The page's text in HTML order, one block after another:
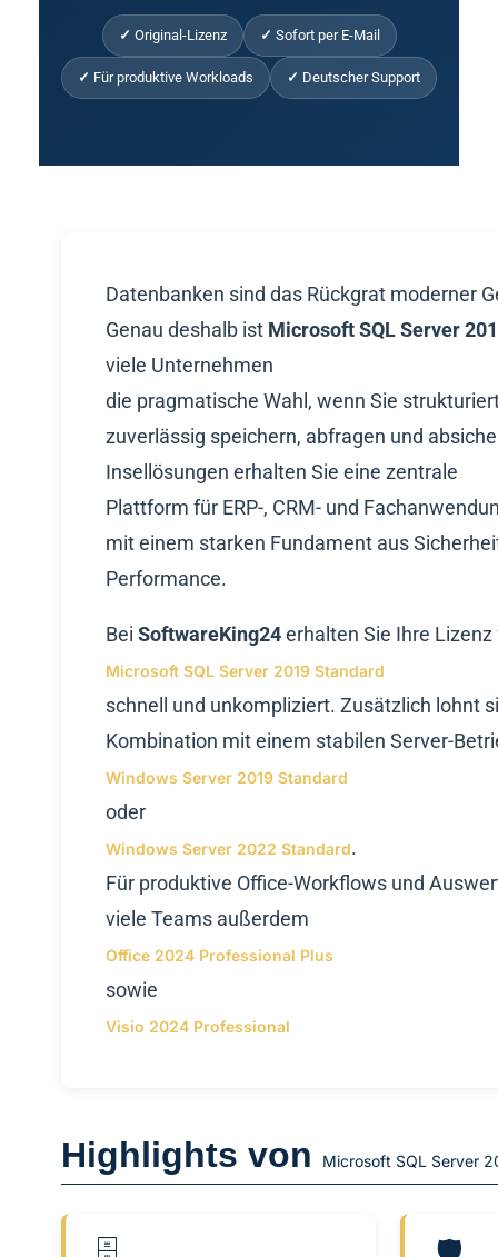
✓ Original-Lizenz ✓ Sofort per E-Mail
✓ Für produktive Workloads ✓ Deutscher Support
Datenbanken sind das Rückgrat moderner
Genau deshalb ist Microsoft SQL Server
viele Unternehmen
die pragmatische Wahl, wenn Sie
zuverlässig speichern, abfragen und
Insellösungen erhalten Sie eine zentrale
Plattform für ERP-, CRM- und
mit einem starken Fundament aus
Performance.
Bei SoftwareKing24erhalten Sie Ihre Lizenz
Microsoft SQL Server 2019 Standard
schnell und unkompliziert. Zusätzlich lohnt
Kombination mit einem stabilen Server-
Windows Server 2019 Standard
oder
Windows Server 2022 Standard.
Für produktive Office-Workflows und
viele Teams außerdem
Office 2024 Professional Plus
sowie
Visio 2024 Professional
Highlights von Microsoft SQL Server